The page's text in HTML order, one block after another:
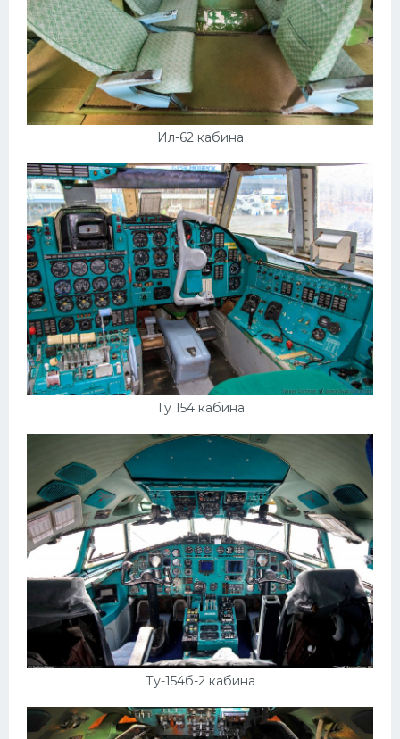
Ил-62 кабина
Ту 154 кабина
Ту-154б-2 кабина